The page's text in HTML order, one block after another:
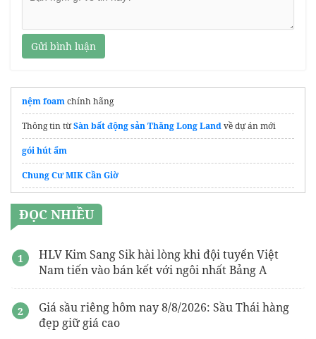
Gửi bình luận
nệm foamchính hãng
Thông tin từSàn bất động sản Thăng Long Landvề dự án mới
gói hút ẩm
Chung Cư MIK Cần Giờ
Căn hộ the nest
Masteri Cao Xà Lá
Giá bánVinhomes Hóc Mônbao nhiêu?
Sàn Nhựa Giả Gỗ Chống Nước
Mua bán cho thuêVinhomes Sài Gòn Park
ĐỌC NHIỀU
HLV Kim Sang Sik hài lòng khi đội tuyển Việt
Nam tiến vào bán kết với ngôi nhất Bảng A
Giá sầu riêng hôm nay 8/8/2026: Sầu Thái hàng
đẹp giữ giá cao